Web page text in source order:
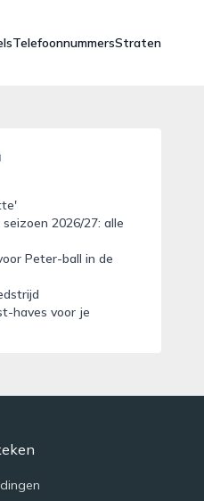
TelefoonnummersStraten
2026/27: alle
Peter-ball in de
haves voor je